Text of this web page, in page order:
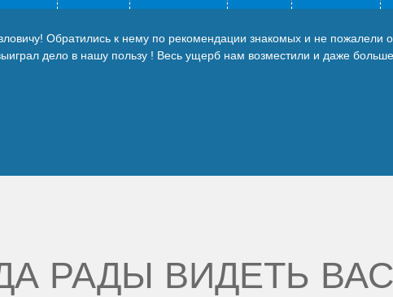
Обратились к нему по рекомендации знакомых и не пожалели
дело в нашу пользу ! Весь ущерб нам возместили и даже
РАДЫ ВИДЕТЬ